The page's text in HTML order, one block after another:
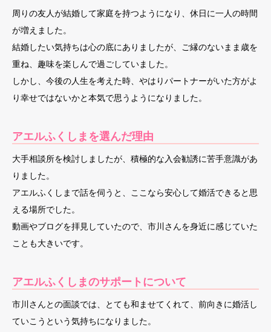
周りの友人が結婚して家庭を持つようになり、休日に一人の時間
が増えました。
結婚したい気持ちは心の底にありましたが、ご縁のないまま歳を
重ね、趣味を楽しんで過ごしていました。
しかし、今後の人生を考えた時、やはりパートナーがいた方がよ
り幸せではないかと本気で思うようになりました。
アエルふくしまを選んだ理由
大手相談所を検討しましたが、積極的な入会勧誘に苦手意識があ
りました。
アエルふくしまで話を伺うと、ここなら安心して婚活できると思
える場所でした。
動画やブログを拝見していたので、市川さんを身近に感じていた
ことも大きいです。
アエルふくしまのサポートについて
市川さんとの面談では、とても和ませてくれて、前向きに婚活し
ていこうという気持ちになりました。